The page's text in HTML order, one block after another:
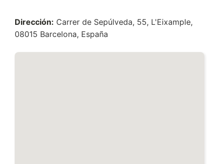
Dirección: Carrer de Sepúlveda, 55, L'Eixample,
08015 Barcelona, España